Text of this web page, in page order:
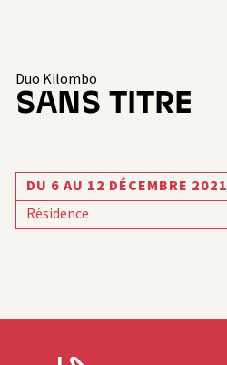
Duo Kilombo
SANS TITRE
DU 6 AU 12 DÉCEMBRE 2021
Résidence